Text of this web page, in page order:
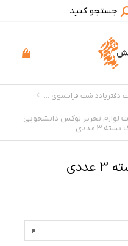
جستجو کنید
لوازم تحریر لوکس دانشجویی
3 عددی
ست دفتریادداشت فرانسوی و فلاسک بسته 3 عددی